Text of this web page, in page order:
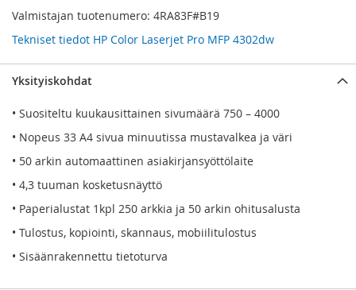
Valmistajan tuotenumero: 4RA83F#B19
Tekniset tiedot HP Color Laserjet Pro MFP 4302dw
Yksityiskohdat
• Suositeltu kuukausittainen sivumäärä 750 – 4000
• Nopeus 33 A4 sivua minuutissa mustavalkea ja väri
• 50 arkin automaattinen asiakirjansyöttölaite
• 4,3 tuuman kosketusnäyttö
• Paperialustat 1kpl 250 arkkia ja 50 arkin ohitusalusta
• Tulostus, kopiointi, skannaus, mobiilitulostus
• Sisäänrakennettu tietoturva